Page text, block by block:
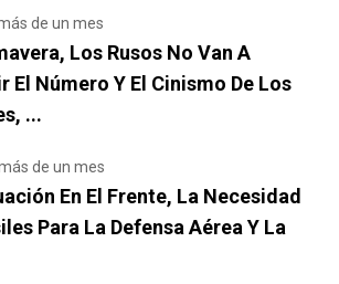
de un mes
Los Rusos No Van A
El Número Y El Cinismo De Los
...
de un mes
En El Frente, La Necesidad
Para La Defensa Aérea Y La